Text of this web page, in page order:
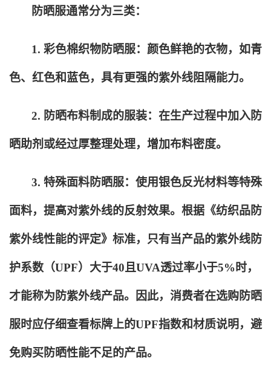
防晒服通常分为三类：
1. 彩色棉织物防晒服：颜色鲜艳的衣物，如青
色、红色和蓝色，具有更强的紫外线阻隔能力。
2. 防晒布料制成的服装：在生产过程中加入防
晒助剂或经过厚整理处理，增加布料密度。
3. 特殊面料防晒服：使用银色反光材料等特殊
面料，提高对紫外线的反射效果。根据《纺织品防
紫外线性能的评定》标准，只有当产品的紫外线防
护系数（UPF）大于40且UVA透过率小于5%时，
才能称为防紫外线产品。因此，消费者在选购防晒
服时应仔细查看标牌上的UPF指数和材质说明，避
免购买防晒性能不足的产品。